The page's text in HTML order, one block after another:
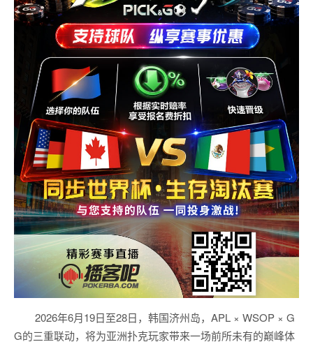
2026年6月19日至28日，韩国济州岛，APL × WSOP × G
G的三重联动，将为亚洲扑克玩家带来一场前所未有的巅峰体